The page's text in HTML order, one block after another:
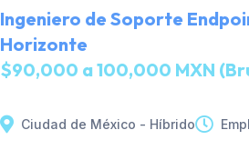
Ingeniero de Soporte
Horizonte
$90,000 a 100,000 MXN
Ciudad de México - Híbrido